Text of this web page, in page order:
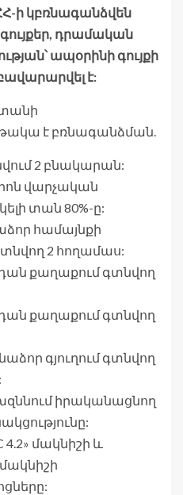
ի կբռնագանձվեն
դրամական
ապօրինի գույքի
է:
է բռնագանձման.
2 բնակարան:
վարչական
տան 80%-ը:
համայնքի
2 հողամաս:
քաղաքում գտնվող
քաղաքում գտնվող
գյուղում գտնվող
իրականացնող
4.2» մակնիշի և
մակնիշի